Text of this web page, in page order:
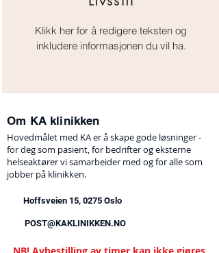
Klikk her for å redigere teksten og
inkludere informasjonen du vil ha.
Om KA klinikken
Hovedmålet med KA er å skape gode løsninger -
for deg som pasient, for bedrifter og eksterne
helseaktører vi samarbeider med og for alle som
jobber på klinikken.
Hoffsveien 15, 0275 Oslo
POST@KAKLINIKKEN.NO